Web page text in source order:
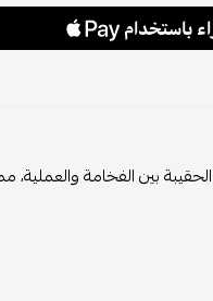
بين الفخامة والعملية،